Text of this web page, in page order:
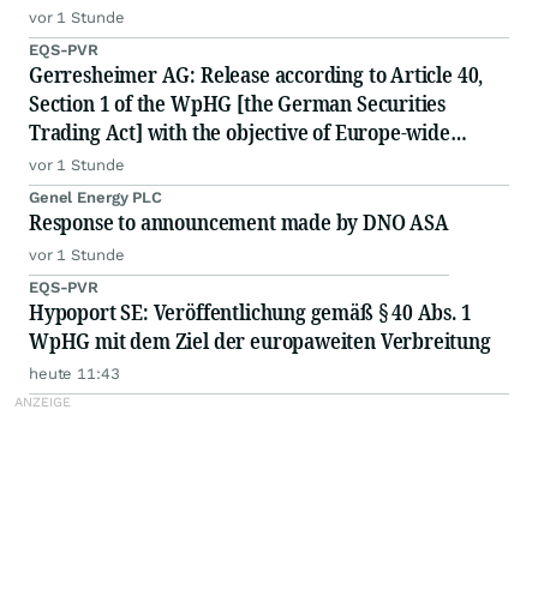
vor 1 Stunde
EQS-PVR
Gerresheimer AG: Release according to Article 40,
Section 1 of the WpHG [the German Securities
Trading Act] with the objective of Europe-wide
distribution
vor 1 Stunde
Genel Energy PLC
Response to announcement made by DNO ASA
vor 1 Stunde
EQS-PVR
Hypoport SE: Veröffentlichung gemäß § 40 Abs. 1
WpHG mit dem Ziel der europaweiten Verbreitung
heute 11:43